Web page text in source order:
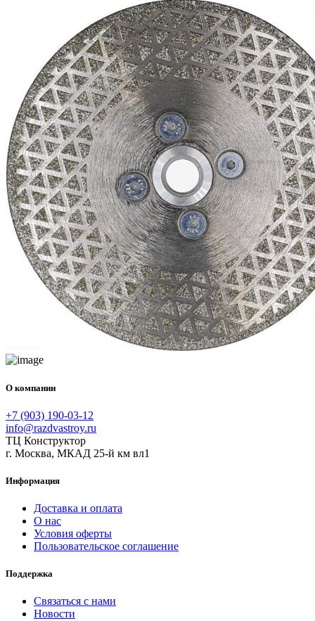
О компании
+7 (903) 190-03-12
info@razdvastroy.ru
ТЦ Конструктор
г. Москва, МКАД 25-й км вл1
Информация
Доставка и оплата
О нас
Условия оферты
Пользовательское соглашение
Поддержка
Связаться с нами
Новости